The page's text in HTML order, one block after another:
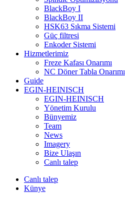
BlackBoy I
BlackBoy II
HSK63 Sıkma Sistemi
Güç filtresi
Enkoder Sistemi
Hizmetlerimiz
Freze Kafası Onarımı
NC Döner Tabla Onarımı
Guide
EGIN-HEINISCH
EGIN-HEINISCH
Yönetim Kurulu
Bünyemiz
Team
News
Imagery
Bize Ulaşın
Canlı talep
Canlı talep
Künye